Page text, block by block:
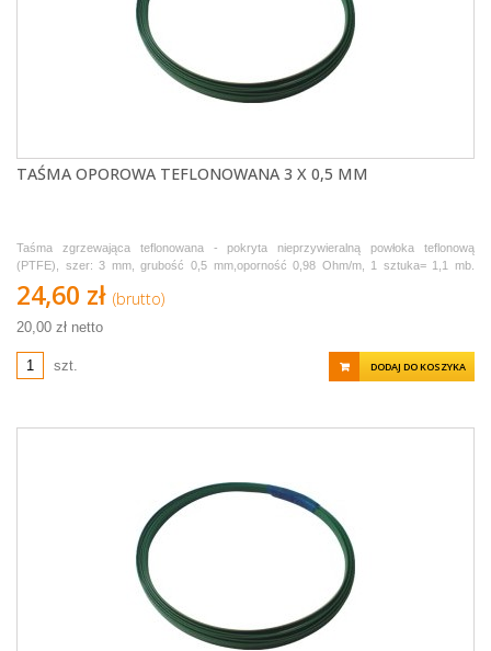
TAŚMA OPOROWA TEFLONOWANA 3 X 0,5 MM
Taśma zgrzewająca teflonowana - pokryta nieprzywieralną powłoka teflonową
(PTFE), szer: 3 mm, grubość 0,5 mm,oporność 0,98 Ohm/m, 1 sztuka= 1,1 mb.
Sprzedawana w odcinkach po 1,1 metra.
24,60 zł (brutto)
20,00 zł netto
szt. DODAJ DO KOSZYKA